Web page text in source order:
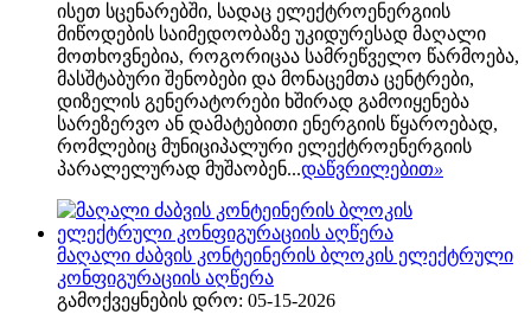
ისეთ სცენარებში, სადაც ელექტროენერგიის
მიწოდების საიმედოობაზე უკიდურესად მაღალი
მოთხოვნებია, როგორიცაა სამრეწველო წარმოება,
მასშტაბური შენობები და მონაცემთა ცენტრები,
დიზელის გენერატორები ხშირად გამოიყენება
სარეზერვო ან დამატებითი ენერგიის წყაროებად,
რომლებიც მუნიციპალური ელექტროენერგიის
პარალელურად მუშაობენ...დაწვრილებით»
მაღალი ძაბვის კონტეინერის ბლოკის ელექტრული
კონფიგურაციის აღწერა
გამოქვეყნების დრო: 05-15-2026